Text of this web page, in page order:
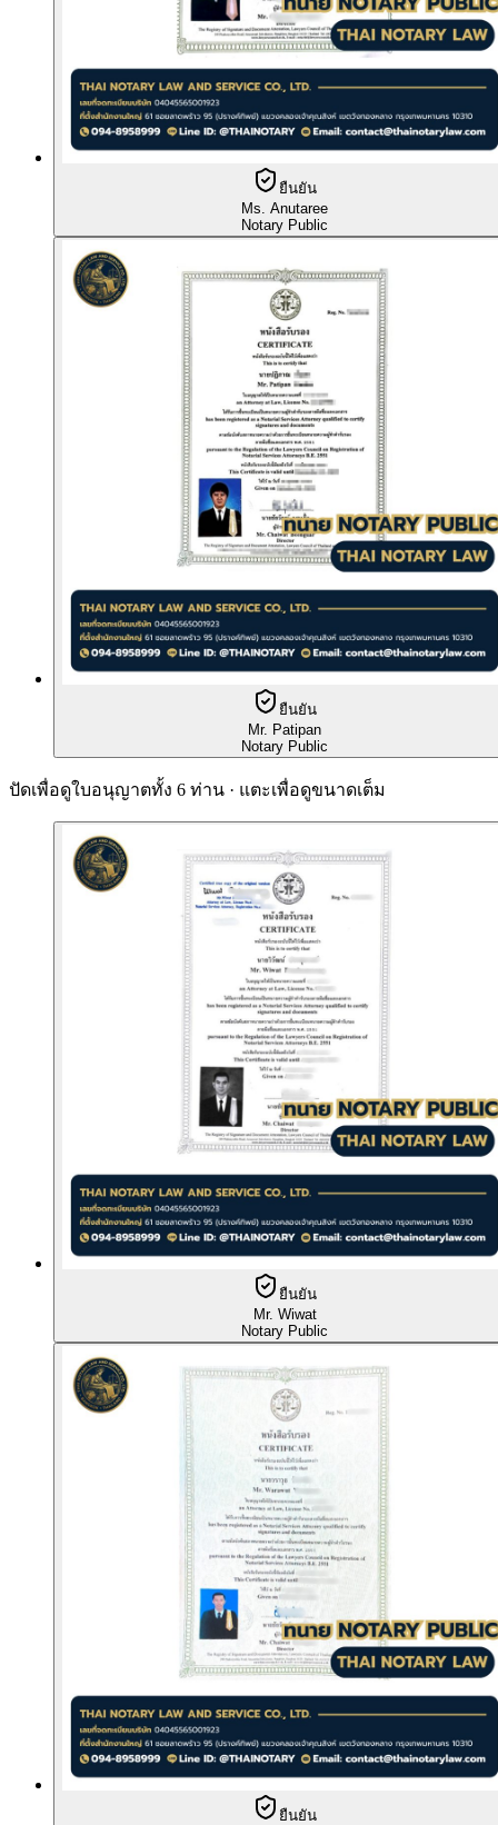
ยืนยัน
Ms. Anutaree
Notary Public
ยืนยัน
Mr. Patipan
Notary Public
ปัดเพื่อดูใบอนุญาตทั้ง 6 ท่าน · แตะเพื่อดูขนาดเต็ม
ยืนยัน
Mr. Wiwat
Notary Public
ยืนยัน